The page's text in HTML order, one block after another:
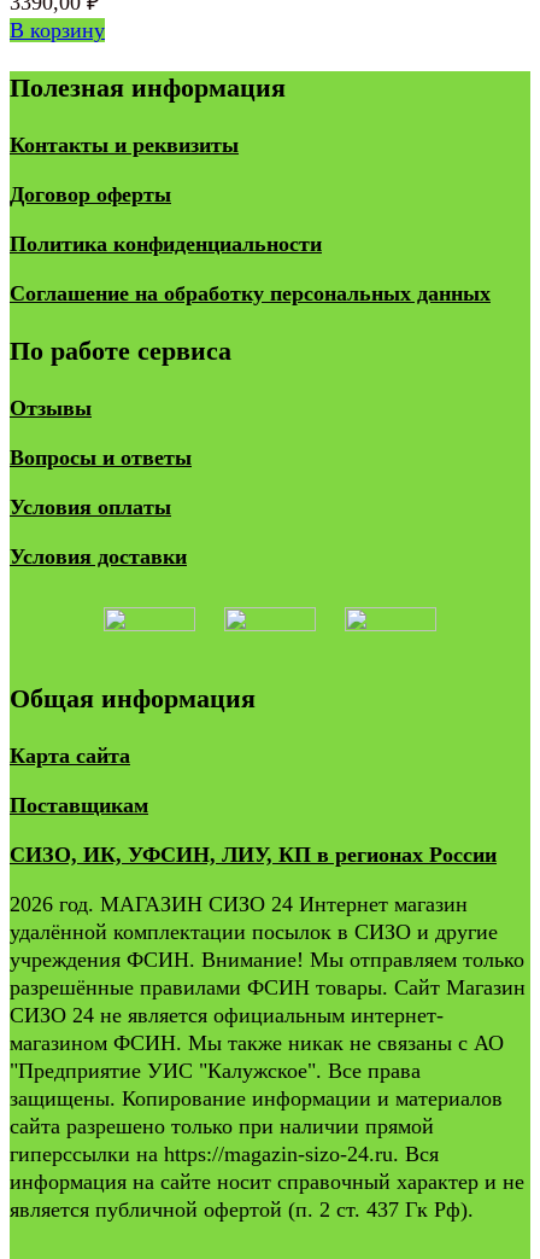
В корзину
Полезная информация
Контакты и реквизиты
Договор оферты
Политика конфиденциальности
Соглашение на обработку персональных данных
По работе сервиса
Отзывы
Вопросы и ответы
Условия оплаты
Условия доставки
Общая информация
Карта сайта
Поставщикам
СИЗО, ИК, УФСИН, ЛИУ, КП в регионах России
2026 год. МАГАЗИН СИЗО 24 Интернет магазин
удалённой комплектации посылок в СИЗО и другие
учреждения ФСИН. Внимание! Мы отправляем только
разрешённые правилами ФСИН товары. Сайт Магазин
СИЗО 24 не является официальным интернет-
магазином ФСИН. Мы также никак не связаны с АО
"Предприятие УИС "Калужское". Все права
защищены. Копирование информации и материалов
сайта разрешено только при наличии прямой
гиперссылки на https://magazin-sizo-24.ru. Вся
информация на сайте носит справочный характер и не
является публичной офертой (п. 2 ст. 437 Гк Рф).